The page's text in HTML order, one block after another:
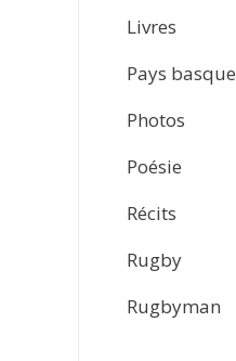
Livres
Pays basque
Photos
Poésie
Récits
Rugby
Rugbyman